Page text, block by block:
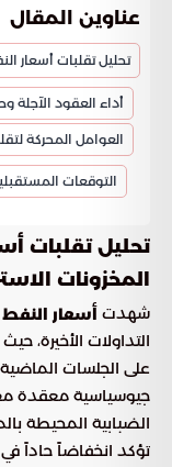
عناوين المقال
تحليل تقلبات أسعار
أداء العقود الآجلة
العوامل المحركة
التوقعات
تحليل تقلبات
المخزونات
شهدت أسعار النفط
التداولات الأخيرة،
على الجلسات
جيوسياسية معقدة مع
الضبابية المحيطة
تؤكد انخفاضاً حاداً في